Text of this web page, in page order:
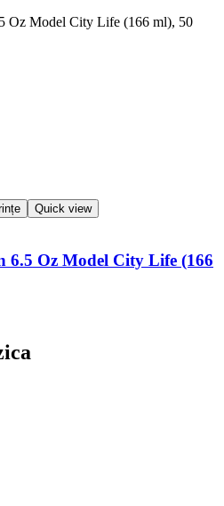
Quick view
6.5 Oz Model City Life (166